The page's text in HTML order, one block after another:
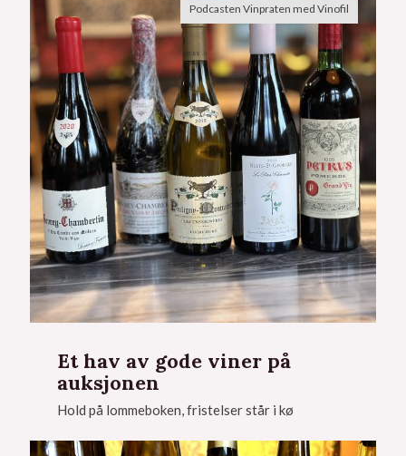
Podcasten Vinpraten med Vinofil
Et hav av gode viner på
auksjonen
Hold på lommeboken, fristelser står i kø